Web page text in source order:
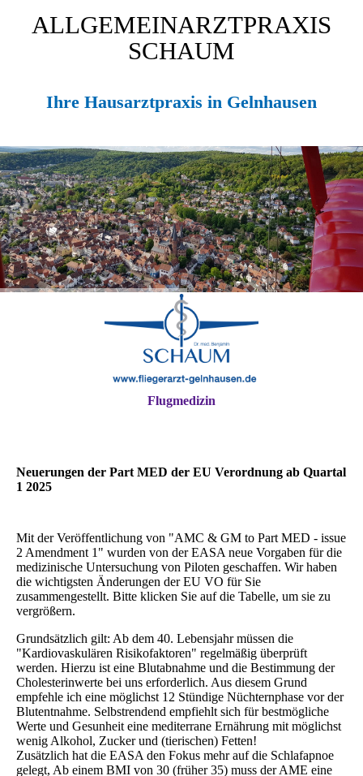
ALLGEMEINARZTPRAXIS
SCHAUM
Ihre Hausarztpraxis in Gelnhausen
Flugmedizin
Neuerungen der Part MED der EU Verordnung ab Quartal
1 2025
Mit der Veröffentlichung von "AMC & GM to Part MED - issue
2 Amendment 1" wurden von der EASA neue Vorgaben für die
medizinische Untersuchung von Piloten geschaffen. Wir haben
die wichtigsten Änderungen der EU VO für Sie
zusammengestellt. Bitte klicken Sie auf die Tabelle, um sie zu
vergrößern.
Grundsätzlich gilt: Ab dem 40. Lebensjahr müssen die
"Kardiovaskulären Risikofaktoren" regelmäßig überprüft
werden. Hierzu ist eine Blutabnahme und die Bestimmung der
Cholesterinwerte bei uns erforderlich. Aus diesem Grund
empfehle ich eine möglichst 12 Stündige Nüchternphase vor der
Blutentnahme. Selbstrendend empfiehlt sich für bestmögliche
Werte und Gesunheit eine mediterrane Ernährung mit möglichst
wenig Alkohol, Zucker und (tierischen) Fetten!
Zusätzlich hat die EASA den Fokus mehr auf die Schlafapnoe
gelegt, Ab einem BMI von 30 (früher 35) muss der AME eine